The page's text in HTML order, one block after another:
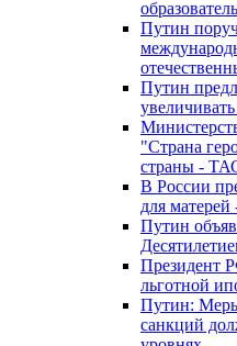
Путин
Путин
"Страна
страны -
В России
для матерей
Путин
Президент
льготной
Путин:
санкций